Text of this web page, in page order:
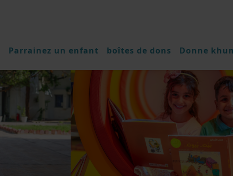
Parrainez un enfant boîtes de dons Donne